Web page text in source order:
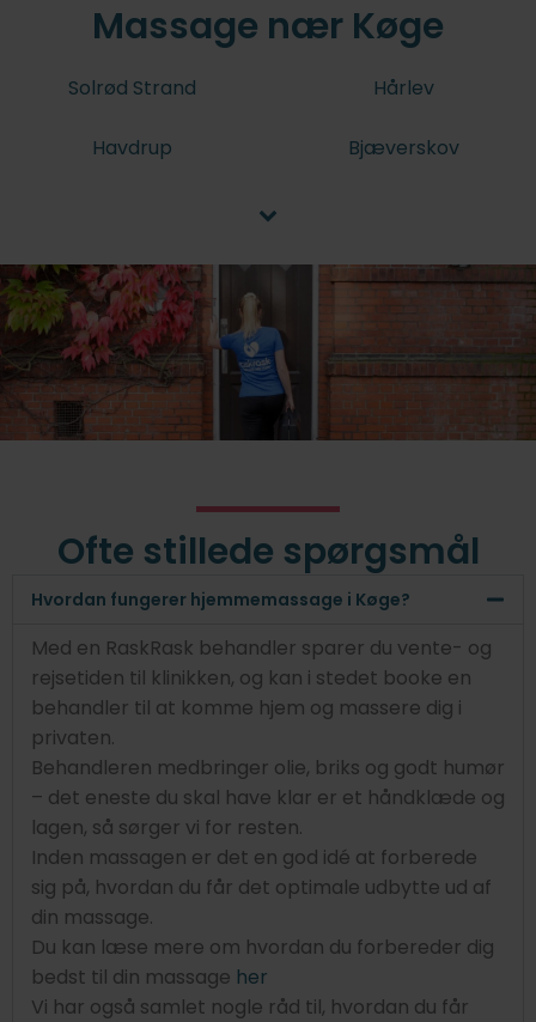
Massage nær Køge
Solrød Strand Hårlev
Havdrup Bjæverskov
Ofte stillede spørgsmål
Hvordan fungerer hjemmemassage i Køge?
Med en RaskRask behandler sparer du vente- og
rejsetiden til klinikken, og kan i stedet booke en
behandler til at komme hjem og massere dig i
privaten.
Behandleren medbringer olie, briks og godt humør
– det eneste du skal have klar er et håndklæde og
lagen, så sørger vi for resten.
Inden massagen er det en god idé at forberede
sig på, hvordan du får det optimale udbytte ud af
din massage.
Du kan læse mere om hvordan du forbereder dig
bedst til din massage her
Vi har også samlet nogle råd til, hvordan du får